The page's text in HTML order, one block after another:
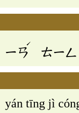
ㄧㄢ
ˊ
ㄊㄧㄥ
yán tīng jì